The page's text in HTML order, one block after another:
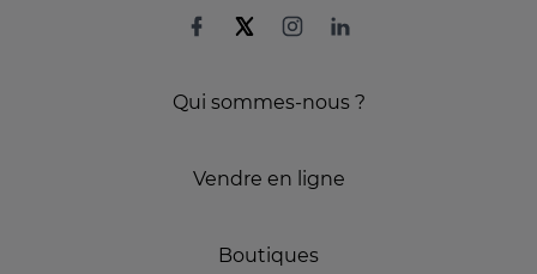
Qui sommes-nous ?
Vendre en ligne
Boutiques